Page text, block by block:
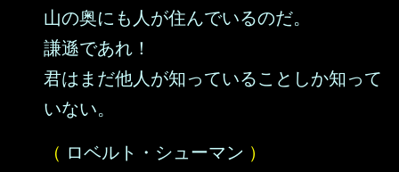
山の奥にも人が住んでいるのだ。
謙遜であれ！
君はまだ他人が知っていることしか知って
いない。
（ ロベルト・シューマン ）